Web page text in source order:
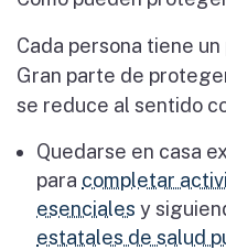
Cada persona tiene
Gran parte de
se reduce al sentido
Quedarse en casa
para completar
esenciales y
estatales de salud